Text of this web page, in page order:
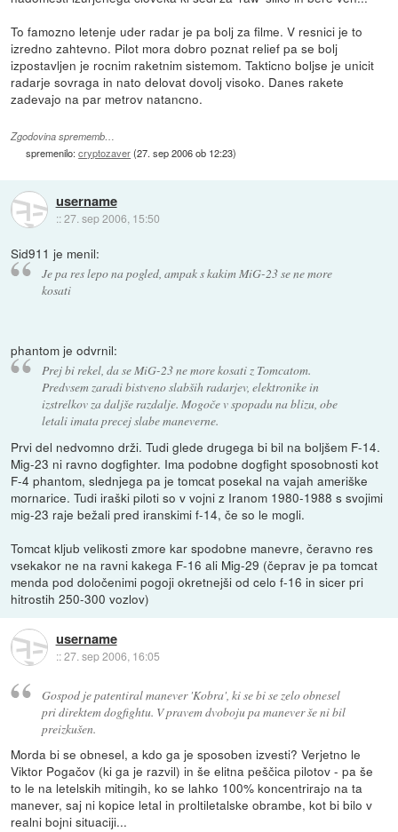
To famozno letenje uder radar je pa bolj za filme. V resnici je to
izredno zahtevno. Pilot mora dobro poznat relief pa se bolj
izpostavljen je rocnim raketnim sistemom. Takticno boljse je unicit
radarje sovraga in nato delovat dovolj visoko. Danes rakete
zadevajo na par metrov natancno.
Zgodovina sprememb…
spremenilo:cryptozaver(27. sep 2006 ob 12:23)
username
::27. sep 2006, 15:50
Sid911 je menil:
Je pa res lepo na pogled, ampak s kakim MiG-23 se ne more
kosati
phantom je odvrnil:
Prej bi rekel, da se MiG-23 ne more kosati z Tomcatom.
Predvsem zaradi bistveno slabših radarjev, elektronike in
izstrelkov za daljše razdalje. Mogoče v spopadu na blizu, obe
letali imata precej slabe maneverne.
Prvi del nedvomno drži. Tudi glede drugega bi bil na boljšem F-14.
Mig-23 ni ravno dogfighter. Ima podobne dogfight sposobnosti kot
F-4 phantom, slednjega pa je tomcat posekal na vajah ameriške
mornarice. Tudi iraški piloti so v vojni z Iranom 1980-1988 s svojimi
mig-23 raje bežali pred iranskimi f-14, če so le mogli.
Tomcat kljub velikosti zmore kar spodobne manevre, čeravno res
vsekakor ne na ravni kakega F-16 ali Mig-29 (čeprav je pa tomcat
menda pod določenimi pogoji okretnejši od celo f-16 in sicer pri
hitrostih 250-300 vozlov)
username
::27. sep 2006, 16:05
Gospod je patentiral manever 'Kobra', ki se bi se zelo obnesel
pri direktem dogfightu. V pravem dvoboju pa manever še ni bil
preizkušen.
Morda bi se obnesel, a kdo ga je sposoben izvesti? Verjetno le
Viktor Pogačov (ki ga je razvil) in še elitna peščica pilotov - pa še
to le na letelskih mitingih, ko se lahko 100% koncentrirajo na ta
manever, saj ni kopice letal in proltiletalske obrambe, kot bi bilo v
realni bojni situaciji...